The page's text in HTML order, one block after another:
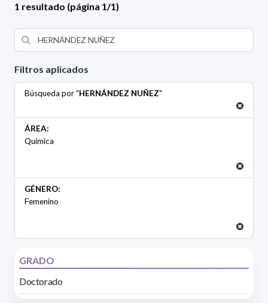
Filtros aplicados
Búsqueda por "HERNÁNDEZ NUÑEZ"
ÁREA:
Química
GÉNERO:
Femenino
GRADO
Doctorado
1 resultado (página 1/1)